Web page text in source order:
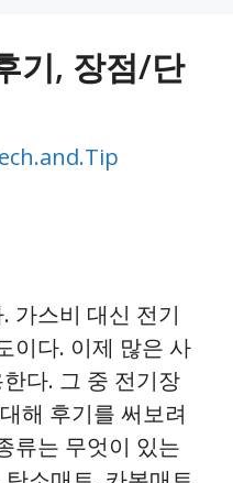
기, 장점/단
가스비 대신 전기
이다. 이제 많은 사
다. 그 중 전기장
해 후기를 써보려
류는 무엇이 있는